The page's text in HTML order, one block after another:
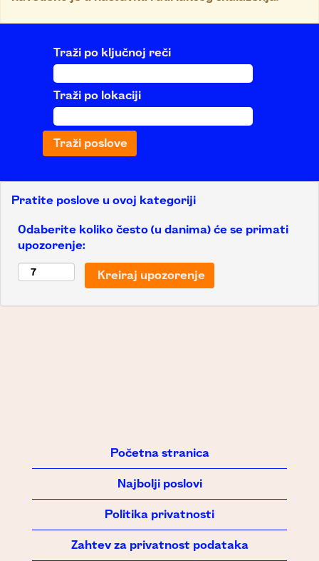
Traži po ključnoj reči
Traži po lokaciji
Pratite poslove u ovoj kategoriji
Odaberite koliko često (u danima) će se primati
upozorenje:
Početna stranica
Najbolji poslovi
Politika privatnosti
Zahtev za privatnost podataka